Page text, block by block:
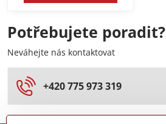
Potřebujete poradit?
Neváhejte nás kontaktovat
+420 775 973 319